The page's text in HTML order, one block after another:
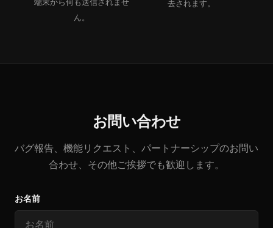
端末から何も送信されませ
ん。
去されます。
お問い合わせ
バグ報告、機能リクエスト、パートナーシップのお問い
合わせ、その他ご挨拶でも歓迎します。
お名前